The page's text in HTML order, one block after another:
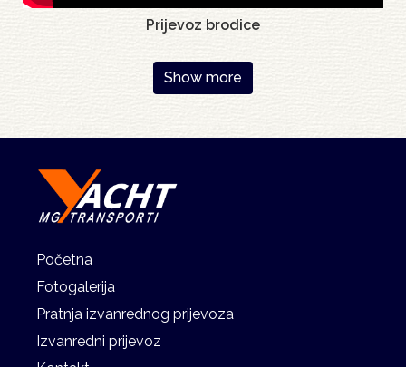
Prijevoz brodice
Show more
Početna
Fotogalerija
Pratnja izvanrednog prijevoza
Izvanredni prijevoz